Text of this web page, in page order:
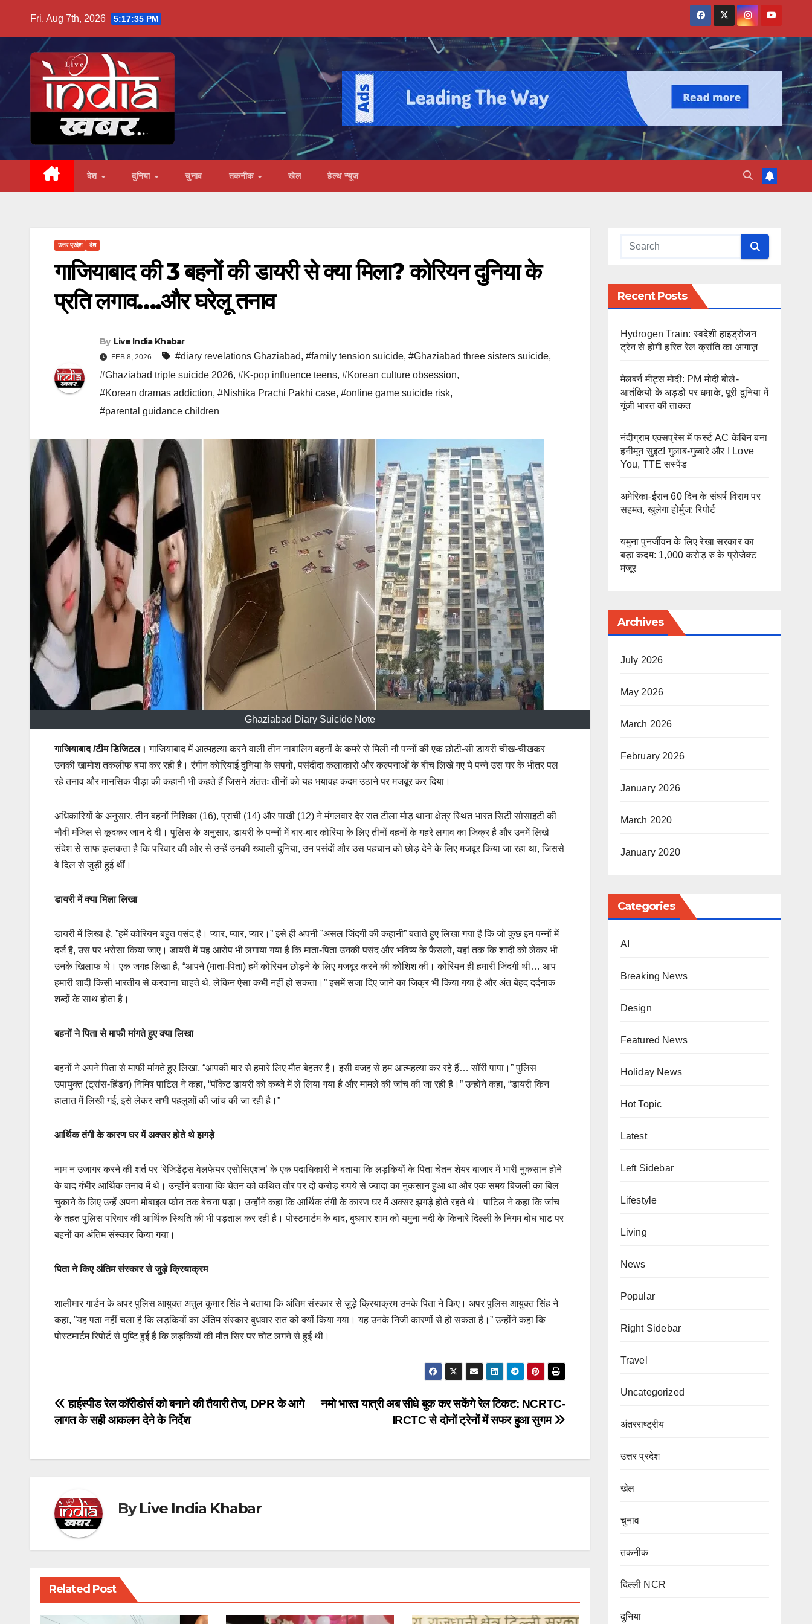
Fri. Aug 7th, 2026 5:17:36 PM
देश दुनिया चुनाव तकनीक खेल हेल्थ न्यूज़
उत्तर प्रदेश देश
गाजियाबाद की 3 बहनों की डायरी से क्या मिला? कोरियन दुनिया के
प्रति लगाव….और घरेलू तनाव
By Live India Khabar
FEB 8, 2026 #diary revelations Ghaziabad, #family tension suicide, #Ghaziabad three sisters suicide,
#Ghaziabad triple suicide 2026, #K-pop influence teens, #Korean culture obsession,
#Korean dramas addiction, #Nishika Prachi Pakhi case, #online game suicide risk,
#parental guidance children
Ghaziabad Diary Suicide Note
गाजियाबाद /टीम डिजिटल।गाजियाबाद में आत्महत्या करने वाली तीन नाबालिग बहनों के कमरे से मिली नौ पन्नों की एक छोटी-सी डायरी चीख-चीखकर
उनकी खामोश तकलीफ बयां कर रही है। रंगीन कोरियाई दुनिया के सपनों, पसंदीदा कलाकारों और कल्पनाओं के बीच लिखे गए ये पन्ने उस घर के भीतर पल
रहे तनाव और मानसिक पीड़ा की कहानी भी कहते हैं जिसने अंततः तीनों को यह भयावह कदम उठाने पर मजबूर कर दिया।
अधिकारियों के अनुसार, तीन बहनों निशिका (16), प्राची (14) और पाखी (12) ने मंगलवार देर रात टीला मोड़ थाना क्षेत्र स्थित भारत सिटी सोसाइटी की
नौवीं मंजिल से कूदकर जान दे दी। पुलिस के अनुसार, डायरी के पन्नों में बार-बार कोरिया के लिए तीनों बहनों के गहरे लगाव का जिक्र है और उनमें लिखे
संदेश से साफ झलकता है कि परिवार की ओर से उन्हें उनकी ख्याली दुनिया, उन पसंदों और उस पहचान को छोड़ देने के लिए मजबूर किया जा रहा था, जिससे
वे दिल से जुड़ी हुई थीं।
डायरी में क्या मिला लिखा
डायरी में लिखा है, ”हमें कोरियन बहुत पसंद है। प्यार, प्यार, प्यार।” इसे ही अपनी ”असल जिंदगी की कहानी” बताते हुए लिखा गया है कि जो कुछ इन पन्नों में
दर्ज है, उस पर भरोसा किया जाए। डायरी में यह आरोप भी लगाया गया है कि माता-पिता उनकी पसंद और भविष्य के फैसलों, यहां तक कि शादी को लेकर भी
उनके खिलाफ थे। एक जगह लिखा है, “आपने (माता-पिता) हमें कोरियन छोड़ने के लिए मजबूर करने की कोशिश की। कोरियन ही हमारी जिंदगी थी… आप
हमारी शादी किसी भारतीय से करवाना चाहते थे, लेकिन ऐसा कभी नहीं हो सकता।” इसमें सजा दिए जाने का जिक्र भी किया गया है और अंत बेहद दर्दनाक
शब्दों के साथ होता है।
बहनों ने पिता से माफी मांगते हुए क्या लिखा
बहनों ने अपने पिता से माफी मांगते हुए लिखा, “आपकी मार से हमारे लिए मौत बेहतर है। इसी वजह से हम आत्महत्या कर रहे हैं… सॉरी पापा।” पुलिस
उपायुक्त (ट्रांस-हिंडन) निमिष पाटिल ने कहा, “पॉकेट डायरी को कब्जे में ले लिया गया है और मामले की जांच की जा रही है।” उन्होंने कहा, “डायरी किन
हालात में लिखी गई, इसे लेकर सभी पहलुओं की जांच की जा रही है।”
आर्थिक तंगी के कारण घर में अक्सर होते थे झगड़े
नाम न उजागर करने की शर्त पर ‘रेजिडेंट्स वेलफेयर एसोसिएशन’ के एक पदाधिकारी ने बताया कि लड़कियों के पिता चेतन शेयर बाजार में भारी नुकसान होने
के बाद गंभीर आर्थिक तनाव में थे। उन्होंने बताया कि चेतन को कथित तौर पर दो करोड़ रुपये से ज्यादा का नुकसान हुआ था और एक समय बिजली का बिल
चुकाने के लिए उन्हें अपना मोबाइल फोन तक बेचना पड़ा। उन्होंने कहा कि आर्थिक तंगी के कारण घर में अक्सर झगड़े होते रहते थे। पाटिल ने कहा कि जांच
के तहत पुलिस परिवार की आर्थिक स्थिति की भी पड़ताल कर रही है। पोस्टमार्टम के बाद, बुधवार शाम को यमुना नदी के किनारे दिल्ली के निगम बोध घाट पर
बहनों का अंतिम संस्कार किया गया।
पिता ने किए अंतिम संस्कार से जुड़े क्रियाक्रम
शालीमार गार्डन के अपर पुलिस आयुक्त अतुल कुमार सिंह ने बताया कि अंतिम संस्कार से जुड़े क्रियाक्रम उनके पिता ने किए। अपर पुलिस आयुक्त सिंह ने
कहा, ”यह पता नहीं चला है कि लड़कियों का अंतिम संस्कार बुधवार रात को क्यों किया गया। यह उनके निजी कारणों से हो सकता है।” उन्होंने कहा कि
पोस्टमार्टम रिपोर्ट से पुष्टि हुई है कि लड़कियों की मौत सिर पर चोट लगने से हुई थी।
Post
navigation
नमो भारत यात्री अब सीधे बुक कर सकेंगे रेल टिकट: NCRTC-
IRCTC से दोनों ट्रेनों में सफर हुआ सुगम
हाईस्पीड रेल कॉरीडोर्स को बनाने की तैयारी तेज, DPR के आगे
लागत के सही आकलन देने के निर्देश
ByLive India Khabar
Related Post
Recent Posts
Hydrogen Train: स्वदेशी हाइड्रोजन
ट्रेन से होगी हरित रेल क्रांति का आगाज़
मेलबर्न मीट्स मोदी: PM मोदी बोले-
आतंकियों के अड्डों पर धमाके, पूरी दुनिया में
गूंजी भारत की ताकत
नंदीग्राम एक्सप्रेस में फर्स्ट AC केबिन बना
हनीमून सुइट! गुलाब-गुब्बारे और I Love
You, TTE सस्पेंड
अमेरिका-ईरान 60 दिन के संघर्ष विराम पर
सहमत, खुलेगा होर्मुज: रिपोर्ट
यमुना पुनर्जीवन के लिए रेखा सरकार का
बड़ा कदम: 1,000 करोड़ रु के प्रोजेक्ट
मंजूर
Archives
July 2026
May 2026
March 2026
February 2026
January 2026
March 2020
January 2020
Categories
AI
Breaking News
Design
Featured News
Holiday News
Hot Topic
Latest
Left Sidebar
Lifestyle
Living
News
Popular
Right Sidebar
Travel
Uncategorized
अंतरराष्ट्रीय
उत्तर प्रदेश
खेल
चुनाव
तकनीक
दिल्ली NCR
दुनिया